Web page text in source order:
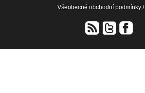
Všeobecné obchodní podmínky /